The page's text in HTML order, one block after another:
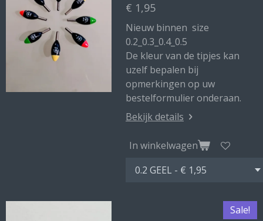
€ 1,95
Nieuw binnen size
0.2_0.3_0.4_0.5
De kleur van de tipjes kan
uzelf bepalen bij
opmerkingen op uw
bestelformulier onderaan.
Bekijk details
In winkelwagen
Sale!